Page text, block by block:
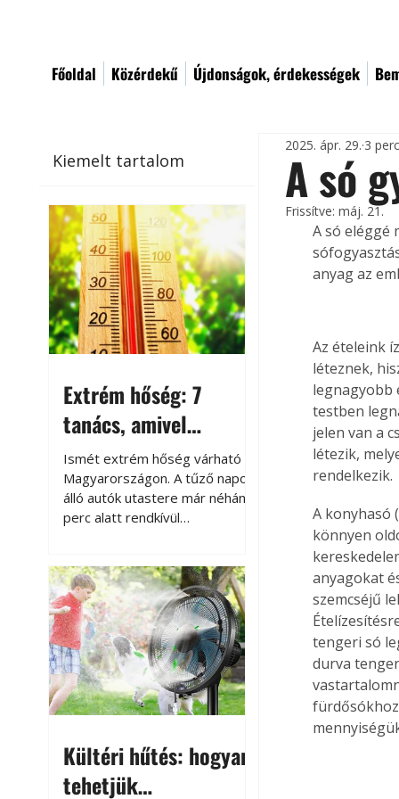
Főoldal Közérdekű Újdonságok, érdekességek
Kiemelt tartalom
Extrém hőség: 7
tanács, amivel
megóvhatjuk
autónkat a nyári
károktól
Ismét extrém hőség várható
Magyarországon. A tűző napon
álló autók utastere már néhány
perc alatt rendkívül
megközelítheti. Ez nemcsak a
beszállást teszi kellemetlenné,
hanem az autó állapotára és a
benne hagyott tárgyakra is
káros hatással lehet. Néhány
egyszerű óvintézkedéssel
azonban jelentősen
csökkenthetjük a hőség káros
Kültéri hűtés: hogyan
tehetjük
A só
2025. ápr. 29. 3
Frissítve:máj. 21.
A só eléggé
anyag az
Az ételeink
léteznek,
legnagyobb
testben
jelen van a
létezik,
rendelkezik.
A konyhasó
könnyen
anyagokat
szemcséjű
tengeri só
durva